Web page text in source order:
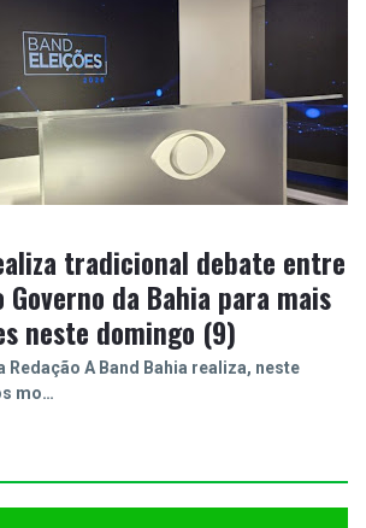
tradicional debate entre
da Bahia para mais
neste domingo (9)
Redação A Band Bahia realiza, neste
mo…